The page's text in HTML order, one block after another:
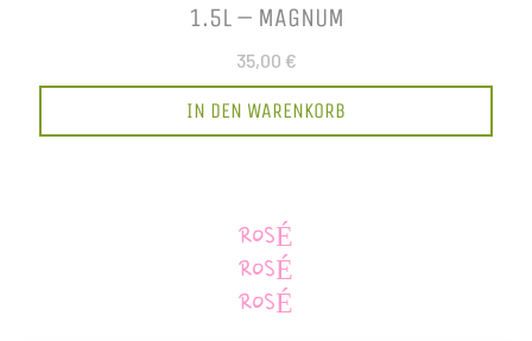
1.5L – MAGNUM
35,00 €
IN DEN WARENKORB
ROSÉ
ROSÉ
ROSÉ